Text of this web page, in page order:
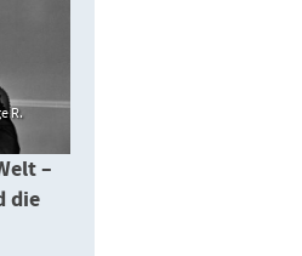
R.
–
die